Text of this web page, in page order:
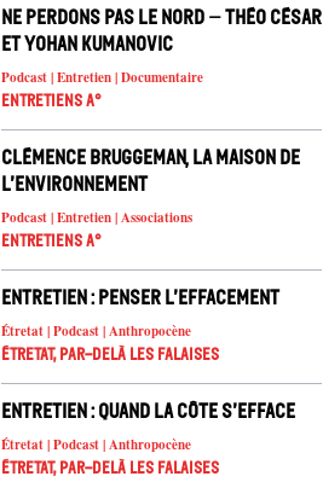
Ne Perdons pas le nord – Théo César
et Yohan Kumanovic
Podcast | Entretien | Documentaire
Entretiens A°
Clémence Bruggeman, la Maison de
l’Environnement
Podcast | Entretien | Associations
Entretiens A°
Entretien : Penser l’effacement
Étretat | Podcast | Anthropocène
Étretat, par-delà les falaises
Entretien : Quand la côte s’efface
Étretat | Podcast | Anthropocène
Étretat, par-delà les falaises